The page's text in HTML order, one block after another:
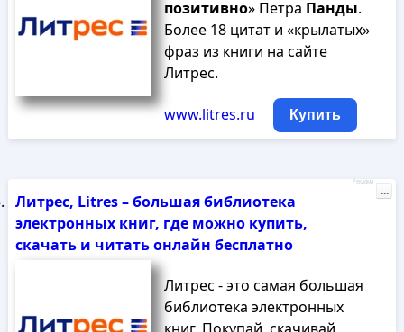
позитивно» Петра Панды.
Более 18 цитат и «крылатых»
фраз из книги на сайте
Литрес.
www.litres.ru Купить
Литрес, Litres – большая библиотека
электронных книг, где можно купить,
скачать и читать онлайн бесплатно
Литрес - это самая большая
библиотека электронных
Реклама
...